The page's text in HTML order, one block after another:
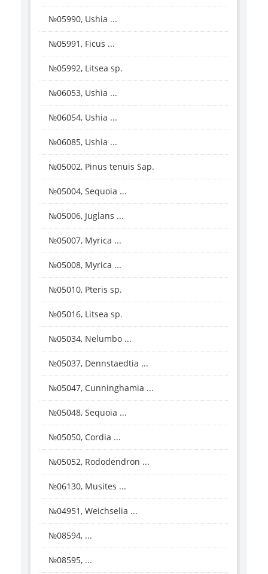
№05990, Ushia ...
№05991, Ficus ...
№05992, Litsea sp.
№06053, Ushia ...
№06054, Ushia ...
№06085, Ushia ...
№05002, Pinus tenuis Sap.
№05004, Sequoia ...
№05006, Juglans ...
№05007, Myrica ...
№05008, Myrica ...
№05010, Pteris sp.
№05016, Litsea sp.
№05034, Nelumbo ...
№05037, Dennstaedtia ...
№05047, Cunninghamia ...
№05048, Sequoia ...
№05050, Cordia ...
№05052, Rododendron ...
№06130, Musites ...
№04951, Weichselia ...
№08594, ...
№08595, ...